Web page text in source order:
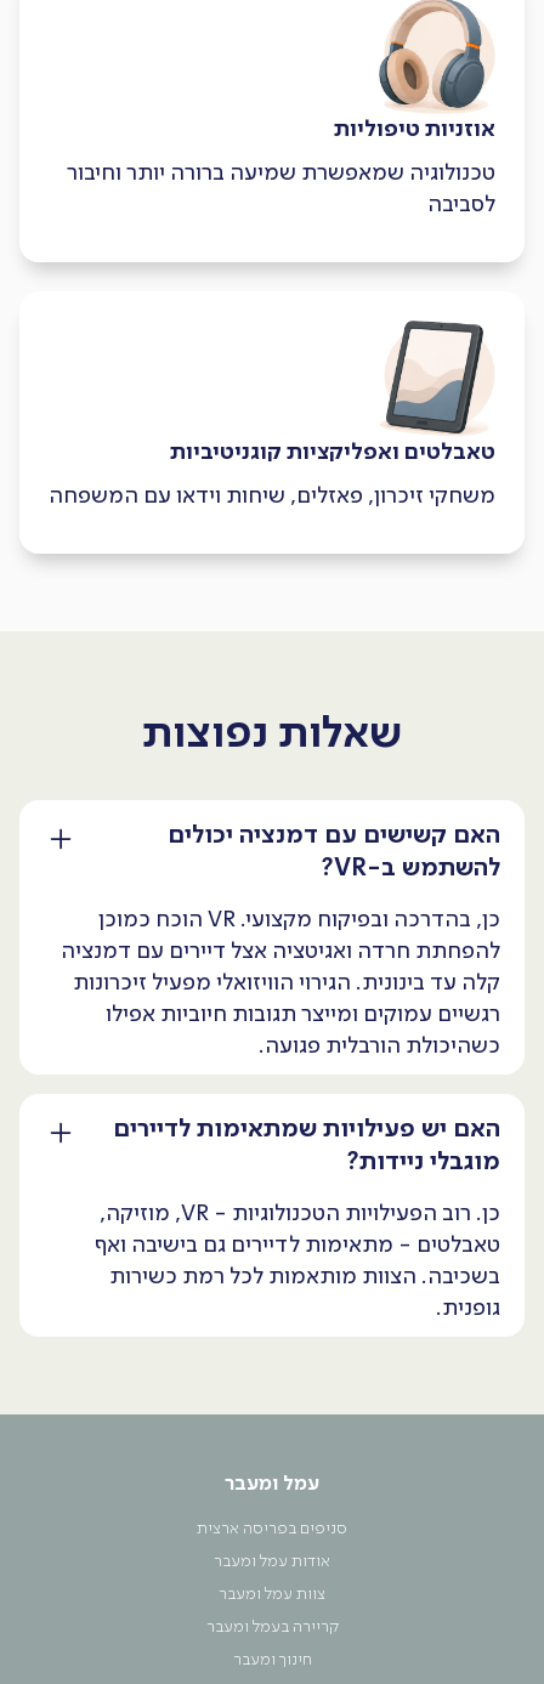
אוזניות טיפוליות
טכנולוגיה שמאפשרת שמיעה ברורה יותר וחיבור
לסביבה
טאבלטים ואפליקציות קוגניטיביות
משחקי זיכרון, פאזלים, שיחות וידאו עם המשפחה
שאלות נפוצות
האם קשישים עם דמנציה יכולים
להשתמש ב-VR?
כן, בהדרכה ובפיקוח מקצועי. VR הוכח כמוכן
להפחתת חרדה ואגיטציה אצל דיירים עם דמנציה
קלה עד בינונית. הגירוי הוויזואלי מפעיל זיכרונות
רגשיים עמוקים ומייצר תגובות חיוביות אפילו
כשהיכולת הורבלית פגועה.
האם יש פעילויות שמתאימות לדיירים
מוגבלי ניידות?
כן. רוב הפעילויות הטכנולוגיות - VR, מוזיקה,
טאבלטים - מתאימות לדיירים גם בישיבה ואף
בשכיבה. הצוות מותאמות לכל רמת כשירות
גופנית.
עמל ומעבר
סניפים בפריסה ארצית
אודות עמל ומעבר
צוות עמל ומעבר
קריירה בעמל ומעבר
חינוך ומעבר